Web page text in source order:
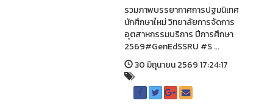
รวมภาพบรรยากาศการปฐมนิเทศ
นักศึกษาใหม่ วิทยาลัยการจัดการ
อุตสาหกรรมบริการ ปีการศึกษา
2569#GenEdSSRU #S ...
30 มิถุนายน 2569 17:24:17